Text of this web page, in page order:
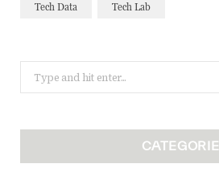
Tech Data Tech Lab
for:
CATEGORIE